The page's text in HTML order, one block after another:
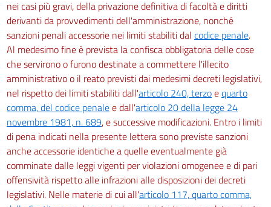
nei casi più gravi, della privazione definitiva di facoltà e diritti
derivanti da provvedimenti dell'amministrazione, nonché
sanzioni penali accessorie nei limiti stabiliti dal codice penale.
Al medesimo fine è prevista la confisca obbligatoria delle cose
che servirono o furono destinate a commettere l'illecito
amministrativo o il reato previsti dai medesimi decreti legislativi,
nel rispetto dei limiti stabiliti dall'articolo 240, terzoequarto
comma, del codice penalee dall'articolo 20 della legge 24
novembre 1981, n. 689, e successive modificazioni. Entro i limiti
di pena indicati nella presente lettera sono previste sanzioni
anche accessorie identiche a quelle eventualmente già
comminate dalle leggi vigenti per violazioni omogenee e di pari
offensività rispetto alle infrazioni alle disposizioni dei decreti
legislativi. Nelle materie di cui all'articolo 117, quarto comma,